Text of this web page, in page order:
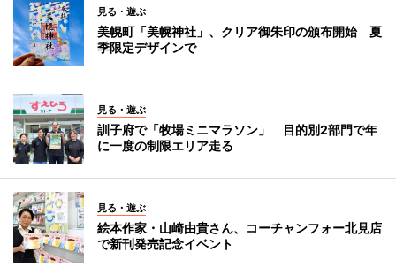
見る・遊ぶ
美幌町「美幌神社」、クリア御朱印の頒布開始 夏
季限定デザインで
見る・遊ぶ
訓子府で「牧場ミニマラソン」 目的別2部門で年
に一度の制限エリア走る
見る・遊ぶ
絵本作家・山崎由貴さん、コーチャンフォー北見店
で新刊発売記念イベント